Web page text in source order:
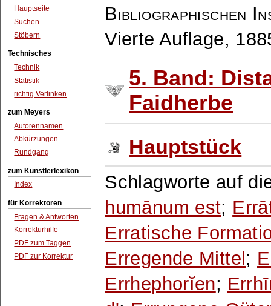
Hauptseite
Suchen
Stöbern
Technisches
Technik
Statistik
richtig Verlinken
zum Meyers
Autorennamen
Abkürzungen
Rundgang
zum Künstlerlexikon
Index
für Korrektoren
Fragen & Antworten
Korrekturhilfe
PDF zum Taggen
PDF zur Korrektur
Bibliographischen
Vierte Auflage,
5. Band:
Faidherbe
Hauptstück
Schlagworte auf
humānum est;
Erratische
Erregende Mittel;
Errhephorĭen;